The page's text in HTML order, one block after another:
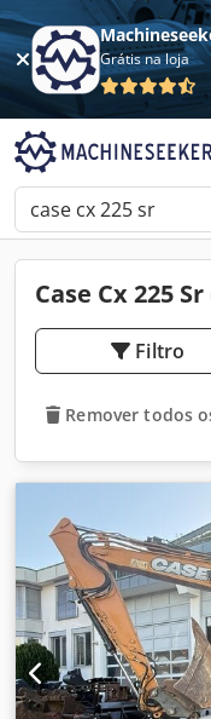
Grátis na loja
Case Cx 225
Filtro
Remover todos